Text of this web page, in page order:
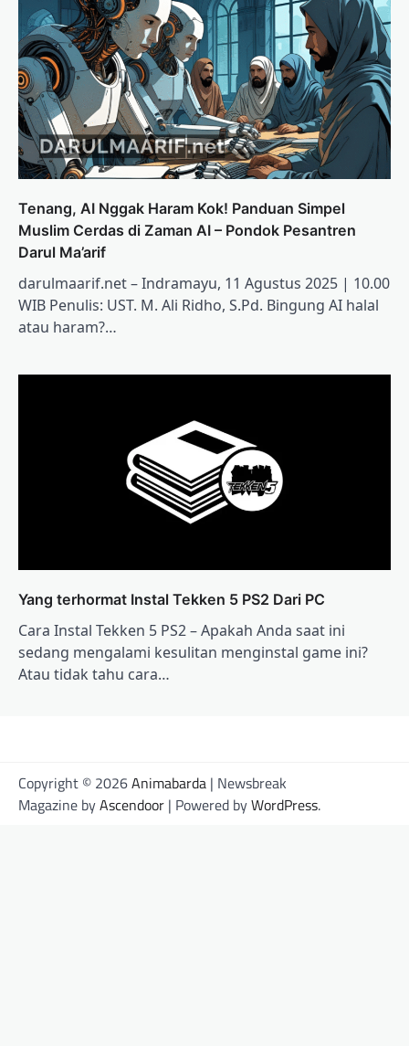
Tenang, AI Nggak Haram Kok! Panduan Simpel
Muslim Cerdas di Zaman AI – Pondok Pesantren
Darul Ma’arif
darulmaarif.net – Indramayu, 11 Agustus 2025 | 10.00
WIB Penulis: UST. M. Ali Ridho, S.Pd. Bingung AI halal
atau haram?…
Yang terhormat Instal Tekken 5 PS2 Dari PC
Cara Instal Tekken 5 PS2 – Apakah Anda saat ini
sedang mengalami kesulitan menginstal game ini?
Atau tidak tahu cara…
Copyright © 2026Animabarda | Newsbreak
Magazine byAscendoor | Powered byWordPress.